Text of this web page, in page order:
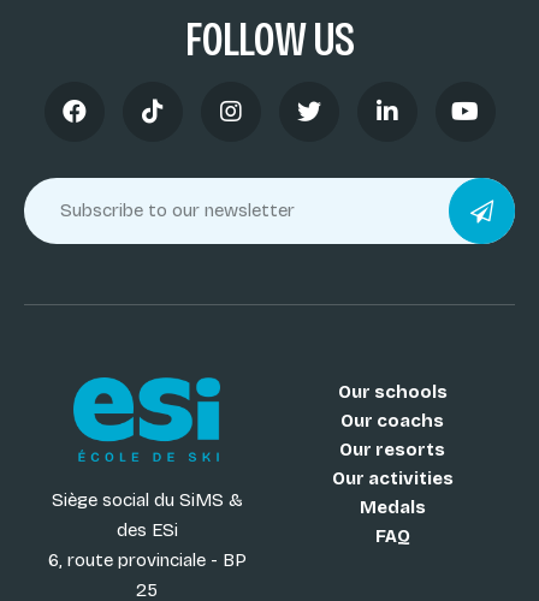
FOLLOW US
Siège social du SiMS &
des ESi
6, route provinciale - BP
25
Our schools
Our coachs
Our resorts
Our activities
Medals
FAQ